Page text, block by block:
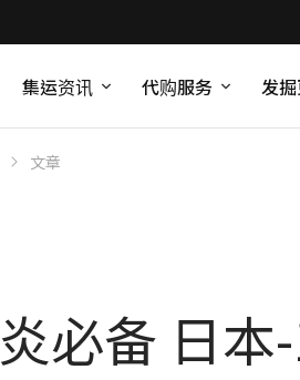
集运资讯 代购服务 发
文章
必备 日本